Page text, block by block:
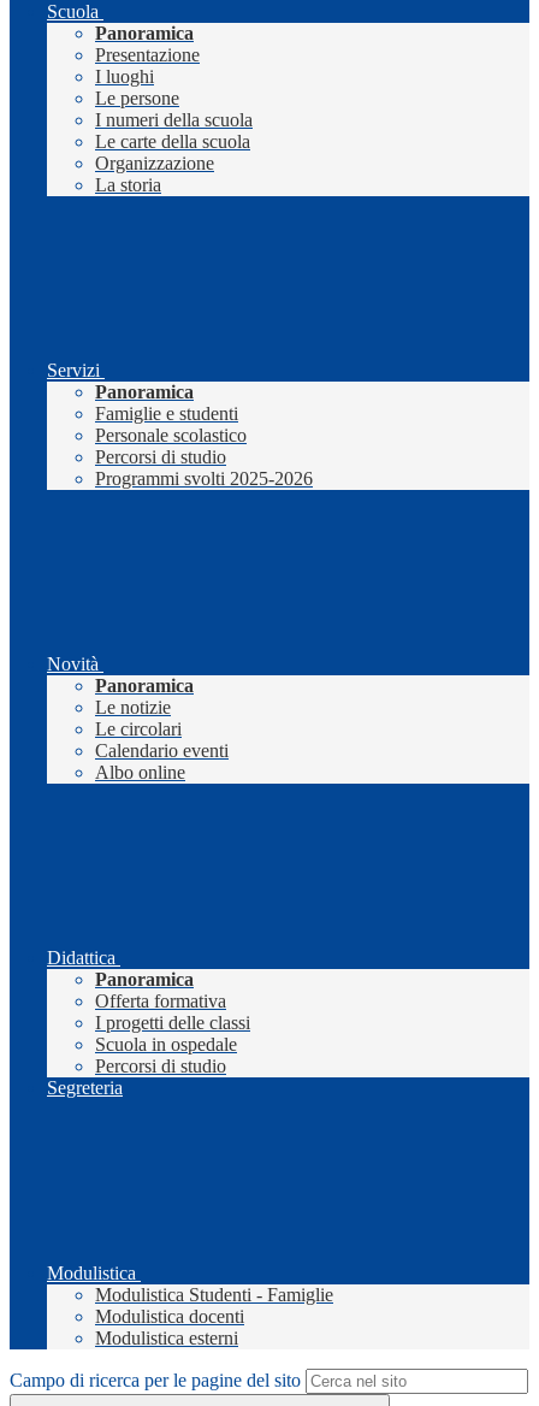
Scuola
Panoramica
Presentazione
I luoghi
Le persone
I numeri della scuola
Le carte della scuola
Organizzazione
La storia
Servizi
Panoramica
Famiglie e studenti
Personale scolastico
Percorsi di studio
Programmi svolti 2025-2026
Novità
Panoramica
Le notizie
Le circolari
Calendario eventi
Albo online
Didattica
Panoramica
Offerta formativa
I progetti delle classi
Scuola in ospedale
Percorsi di studio
Segreteria
Modulistica
Modulistica Studenti - Famiglie
Modulistica docenti
Modulistica esterni
Campo di ricerca per le pagine del sito